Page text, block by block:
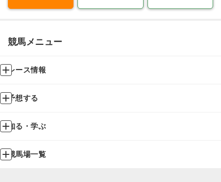
競馬メニュー
レース情報
予想する
知る・学ぶ
競馬場一覧